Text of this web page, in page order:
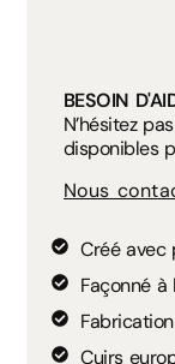
BESOIN
N’hésitez
disponibles
Nous
Créé avec
Façonné à
Cuirs